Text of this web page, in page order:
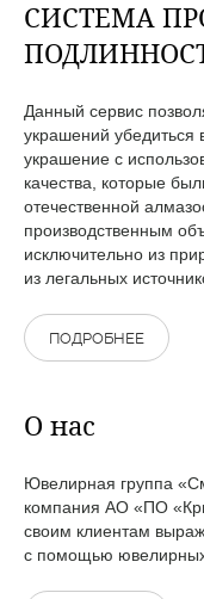
СИСТЕМА
Данный сервис
украшений убедиться
украшение с
качества, которые
отечественной
производственным
исключительно из
из легальных
ПОДРОБНЕЕ
О нас
Ювелирная группа
компания АО «ПО
своим клиентам
с помощью